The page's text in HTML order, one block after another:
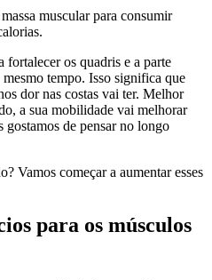
muscular para consumir
fortalecer os quadris e a parte
tempo. Isso significa que
dor nas costas vai ter. Melhor
a sua mobilidade vai melhorar
de pensar no longo
Vamos começar a aumentar esses
para os músculos